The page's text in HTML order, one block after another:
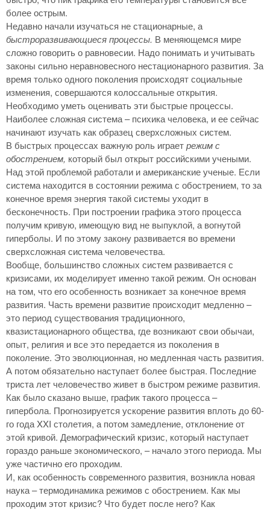
более острым.
Недавно начали изучаться не стационарные, а
быстроразвивающиеся процессы. В меняющемся мире
сложно говорить о равновесии. Надо понимать и учитывать
законы сильно неравновесного нестационарного развития. За
время только одного поколения происходят социальные
изменения, совершаются колоссальные открытия.
Необходимо уметь оценивать эти быстрые процессы.
Наиболее сложная система – психика человека, и ее сейчас
начинают изучать как образец сверхсложных систем.
В быстрых процессах важную роль играетрежим с
обострением, который был открыт российскими учеными.
Над этой проблемой работали и американские ученые. Если
система находится в состоянии режима с обострением, то за
конечное время энергия такой системы уходит в
бесконечность. При построении графика этого процесса
получим кривую, имеющую вид не выпуклой, а вогнутой
гиперболы. И по этому закону развивается во времени
сверхсложная система человечества.
Вообще, большинство сложных систем развивается с
кризисами, их моделирует именно такой режим. Он основан
на том, что его особенность возникает за конечное время
развития. Часть времени развитие происходит медленно –
это период существования традиционного,
квазистационарного общества, где возникают свои обычаи,
опыт, религия и все это передается из поколения в
поколение. Это эволюционная, но медленная часть развития.
А потом обязательно наступает более быстрая. Последние
триста лет человечество живет в быстром режиме развития.
Как было сказано выше, график такого процесса –
гипербола. Прогнозируется ускорение развития вплоть до 60-
го года XXI столетия, а потом замедление, отклонение от
этой кривой. Демографический кризис, который наступает
гораздо раньше экономического, – начало этого периода. Мы
уже частично его проходим.
И, как особенность современного развития, возникла новая
наука – термодинамика режимов с обострением. Как мы
проходим этот кризис? Что будет после него? Как